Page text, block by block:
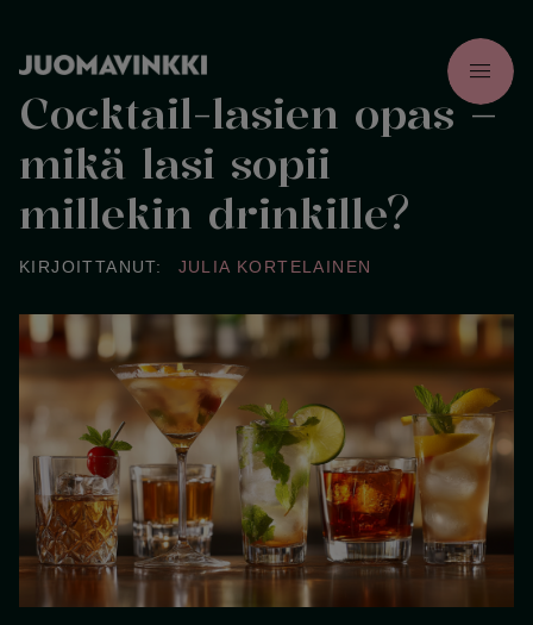
menu
Cocktail-lasien opas –
mikä lasi sopii
millekin drinkille?
KIRJOITTANUT: JULIA KORTELAINEN